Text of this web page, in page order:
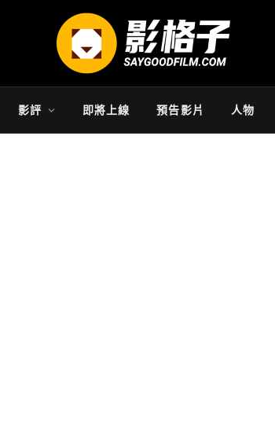
影評 即將上線 預告影片 人物